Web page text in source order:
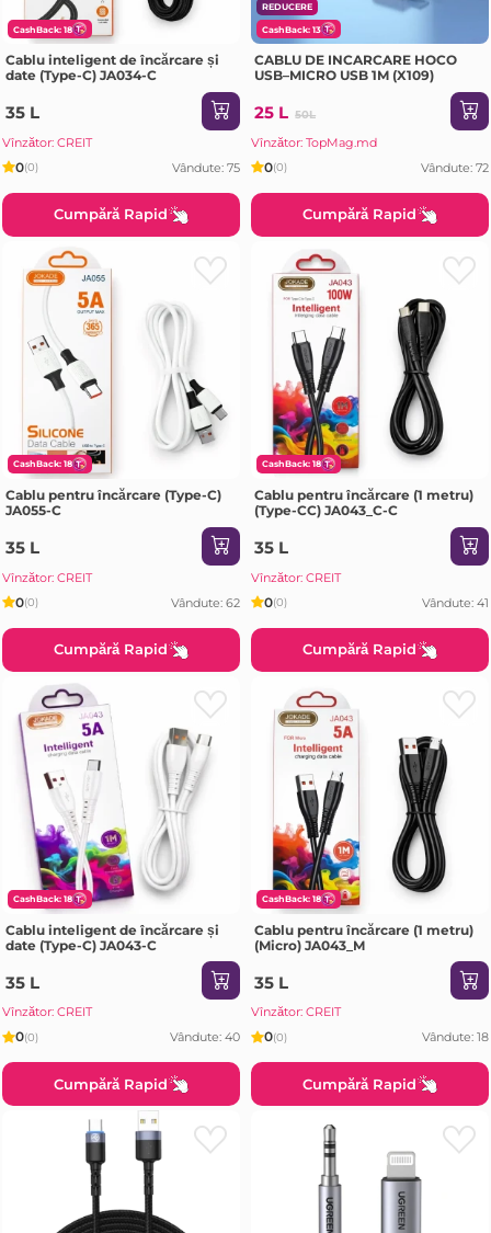
CashBack: 18
Cablu inteligent de încărcare și
date (Type-C) JA034-C
35 L
Vînzător: CREIT
0(0) Vândute: 75
Cumpără Rapid
REDUCERE
CashBack: 13
CABLU DE INCARCARE HOCO
USB–MICRO USB 1M (X109)
25 L 50L
Vînzător: TopMag.md
0(0) Vândute: 72
Cumpără Rapid
CashBack: 18
Cablu pentru încărcare (Type-C)
JA055-C
35 L
Vînzător: CREIT
0(0) Vândute: 62
Cumpără Rapid
CashBack: 18
Cablu pentru încărcare (1 metru)
(Type-CC) JA043_C-C
35 L
Vînzător: CREIT
0(0) Vândute: 41
Cumpără Rapid
CashBack: 18
Cablu inteligent de încărcare și
date (Type-C) JA043-C
35 L
Vînzător: CREIT
0(0) Vândute: 40
Cumpără Rapid
CashBack: 18
Cablu pentru încărcare (1 metru)
(Micro) JA043_M
35 L
Vînzător: CREIT
0(0) Vândute: 18
Cumpără Rapid